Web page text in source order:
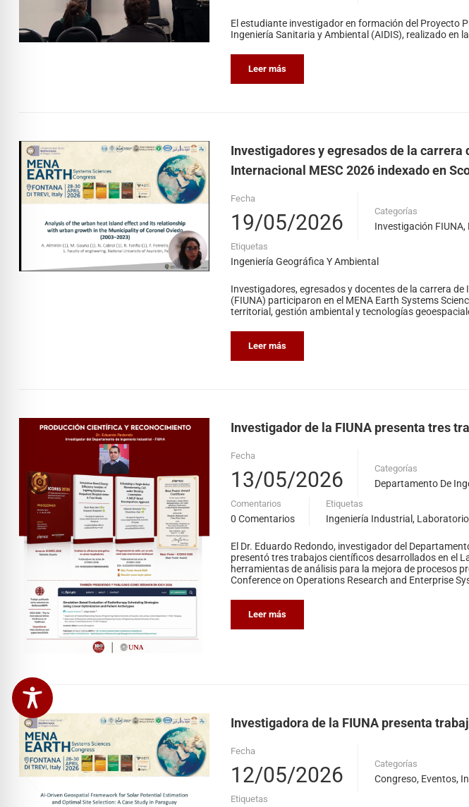
El estudiante investigador en formación del Proyecto
Ingeniería Sanitaria y Ambiental (AIDIS), realizado en
Leer más
Investigadores y egresados de la
Internacional MESC 2026 indexado en
Fecha
19/05/2026 Categorías
Investigación FIUNA,
Etiquetas
Ingeniería Geográfica Y Ambiental
Investigadores, egresados y docentes de la carrera
(FIUNA) participaron en el MENA Earth Systems
territorial, gestión ambiental y tecnologías
Leer más
Investigador de la FIUNA presenta tres
Fecha
13/05/2026 Categorías
Departamento De
Comentarios
0 Comentarios
Etiquetas
Ingeniería Industrial , Laboratorio
El Dr. Eduardo Redondo, investigador del
presentó tres trabajos científicos desarrollados en el
herramientas de análisis para la mejora de procesos
Conference on Operations Research and Enterprise
Leer más
Investigadora de la FIUNA presenta
Fecha
12/05/2026 Categorías
Congreso, Eventos,
Etiquetas
BOLSA DE
Solicitar